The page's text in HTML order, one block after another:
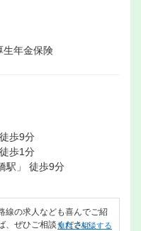
生年金保険
歩9分
歩1分
駅」 徒歩9分
線の求人なども喜んでご紹
、ぜひご相談ください。
無料で相談する